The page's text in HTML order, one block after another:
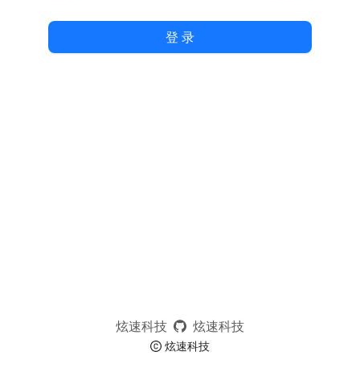
登 录
炫速科技 炫速科技
炫速科技